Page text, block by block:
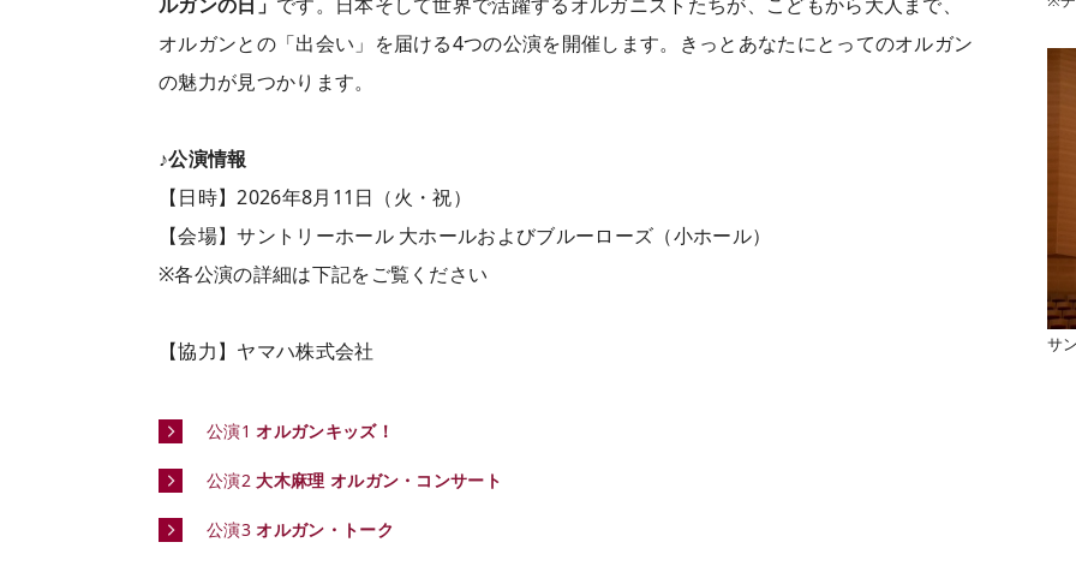
オルガンとの「出会い」を届ける4つの公演を開催します。きっとあなたにとってのオルガン
の魅力が見つかります。
♪公演情報
【日時】2026年8月11日（火・祝）
【会場】サントリーホール 大ホールおよびブルーローズ（小ホール）
※各公演の詳細は下記をご覧ください
【協力】ヤマハ株式会社
公演1オルガンキッズ！
公演2 大木麻理 オルガン・コンサート
公演3オルガン・トーク
サ